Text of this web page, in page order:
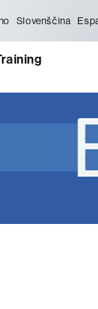
Slovenščina